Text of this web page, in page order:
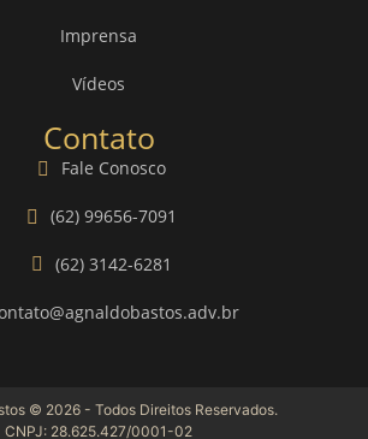
Imprensa
Vídeos
Contato
Fale Conosco
(62) 99656-7091
(62) 3142-6281
© 2026 - Todos Direitos Reservados.
CNPJ: 28.625.427/0001-02